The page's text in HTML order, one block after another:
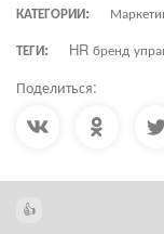
КАТЕГОРИИ:
ТЕГИ:
HR бренд
Поделиться: